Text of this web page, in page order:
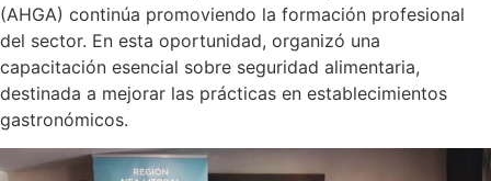
(AHGA) continúa promoviendo la formación profesional
del sector. En esta oportunidad, organizó una
capacitación esencial sobre seguridad alimentaria,
destinada a mejorar las prácticas en establecimientos
gastronómicos.